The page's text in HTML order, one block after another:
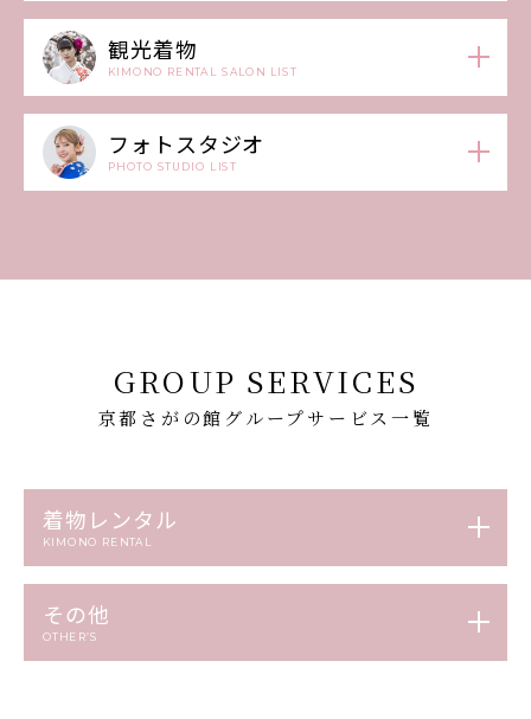
観光着物
KIMONO RENTAL SALON LIST
フォトスタジオ
PHOTO STUDIO LIST
GROUP SERVICES
京都さがの館グループサービス一覧
着物レンタル
KIMONO RENTAL
その他
OTHER’S